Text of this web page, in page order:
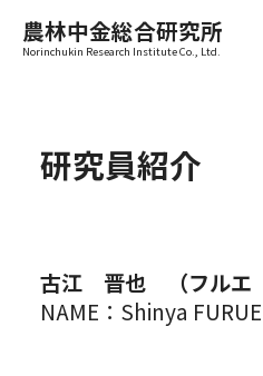
農林中金総合研究所
Norinchukin Research Institute Co., Ltd.
研究員紹介
古江 晋也 （フルエ
NAME：Shinya FURUE